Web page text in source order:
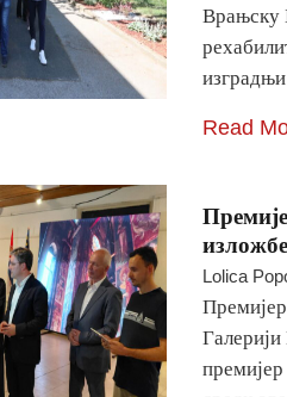
Врањску
Read
Lolica